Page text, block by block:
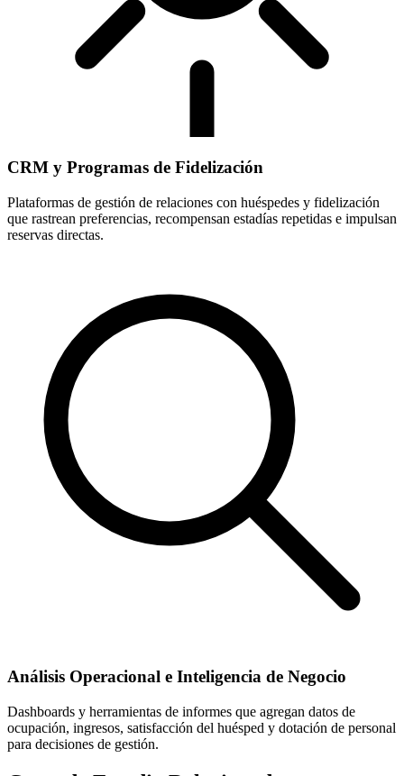
CRM y Programas de Fidelización
Plataformas de gestión de relaciones con huéspedes y fidelización
que rastrean preferencias, recompensan estadías repetidas e impulsan
reservas directas.
Análisis Operacional e Inteligencia de Negocio
Dashboards y herramientas de informes que agregan datos de
ocupación, ingresos, satisfacción del huésped y dotación de personal
para decisiones de gestión.